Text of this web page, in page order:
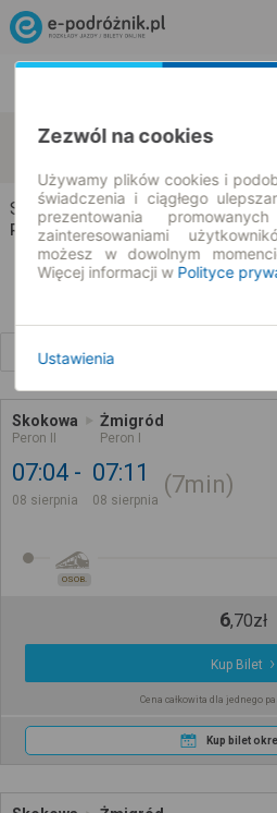
Skokowa
Żmigród
Skokowa → Żmigród
Rozkład jazdy i bilety
Skokowa
Peron II
Żmigród
Peron I
07:04
08 sierpnia
07:11
08 sierpnia
7min
OSOB.
6,70zł
Kup Bilet
Cena całkowita dla jednego
Kup bilet
Zezwól na cookies
Używamy plików cookies i
świadczenia i ciągłego
prezentowania
zainteresowaniami
możesz w dowolnym
Więcej informacji w Polityce
Ustawienia